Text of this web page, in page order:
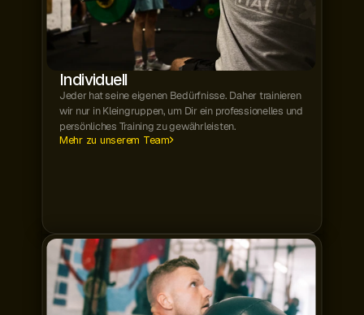
Individuell
Jeder hat seine eigenen Bedürfnisse. Daher trainieren
wir nur in Kleingruppen, um Dir ein professionelles und
persönliches Training zu gewährleisten.
Mehr zu unserem Team